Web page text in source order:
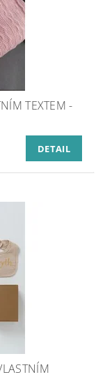
TEXTEM -
DETAIL